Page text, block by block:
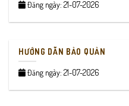
Đăng ngày: 21-07-2026
HƯỚNG DẪN BẢO QUẢN
Đăng ngày: 21-07-2026